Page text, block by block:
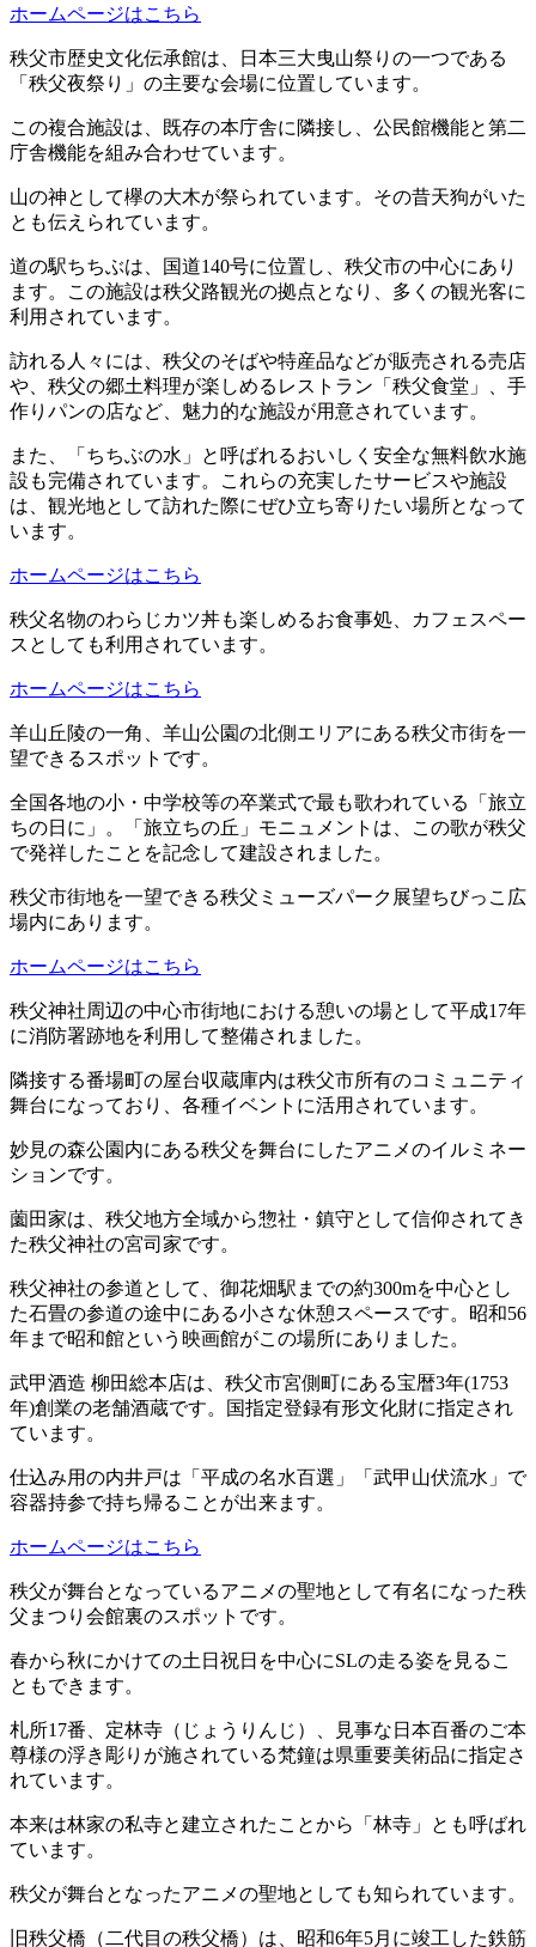
ホームページはこちら
秩父市歴史文化伝承館は、日本三大曳山祭りの一つである
「秩父夜祭り」の主要な会場に位置しています。
この複合施設は、既存の本庁舎に隣接し、公民館機能と第二
庁舎機能を組み合わせています。
山の神として欅の大木が祭られています。その昔天狗がいた
とも伝えられています。
道の駅ちちぶは、国道140号に位置し、秩父市の中心にあり
ます。この施設は秩父路観光の拠点となり、多くの観光客に
利用されています。
訪れる人々には、秩父のそばや特産品などが販売される売店
や、秩父の郷土料理が楽しめるレストラン「秩父食堂」、手
作りパンの店など、魅力的な施設が用意されています。
また、「ちちぶの水」と呼ばれるおいしく安全な無料飲水施
設も完備されています。これらの充実したサービスや施設
は、観光地として訪れた際にぜひ立ち寄りたい場所となって
います。
ホームページはこちら
秩父名物のわらじカツ丼も楽しめるお食事処、カフェスペー
スとしても利用されています。
ホームページはこちら
羊山丘陵の一角、羊山公園の北側エリアにある秩父市街を一
望できるスポットです。
全国各地の小・中学校等の卒業式で最も歌われている「旅立
ちの日に」。「旅立ちの丘」モニュメントは、この歌が秩父
で発祥したことを記念して建設されました。
秩父市街地を一望できる秩父ミューズパーク展望ちびっこ広
場内にあります。
ホームページはこちら
秩父神社周辺の中心市街地における憩いの場として平成17年
に消防署跡地を利用して整備されました。
隣接する番場町の屋台収蔵庫内は秩父市所有のコミュニティ
舞台になっており、各種イベントに活用されています。
妙見の森公園内にある秩父を舞台にしたアニメのイルミネー
ションです。
薗田家は、秩父地方全域から惣社・鎮守として信仰されてき
た秩父神社の宮司家です。
秩父神社の参道として、御花畑駅までの約300mを中心とし
た石畳の参道の途中にある小さな休憩スペースです。昭和56
年まで昭和館という映画館がこの場所にありました。
武甲酒造 柳田総本店は、秩父市宮側町にある宝暦3年(1753
年)創業の老舗酒蔵です。国指定登録有形文化財に指定され
ています。
仕込み用の内井戸は「平成の名水百選」「武甲山伏流水」で
容器持参で持ち帰ることが出来ます。
ホームページはこちら
秩父が舞台となっているアニメの聖地として有名になった秩
父まつり会館裏のスポットです。
春から秋にかけての土日祝日を中心にSLの走る姿を見るこ
ともできます。
札所17番、定林寺（じょうりんじ）、見事な日本百番のご本
尊様の浮き彫りが施されている梵鐘は県重要美術品に指定さ
れています。
本来は林家の私寺と建立されたことから「林寺」とも呼ばれ
ています。
秩父が舞台となったアニメの聖地としても知られています。
旧秩父橋（二代目の秩父橋）は、昭和6年5月に竣工した鉄筋